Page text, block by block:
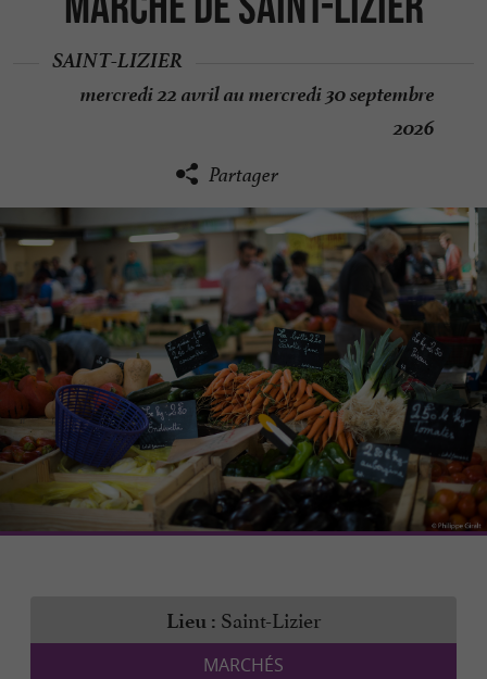
SAINT-LIZIER
mercredi 22 avril au mercredi 30 septembre
2026
Partager
Lieu : Saint-Lizier
MARCHÉS